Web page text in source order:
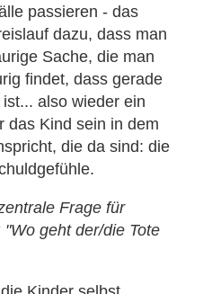
passieren - das
dazu, dass man
Sache, die man
findet, dass gerade
also wieder ein
das Kind sein in dem
die da sind: die
Frage für
geht der/die Tote